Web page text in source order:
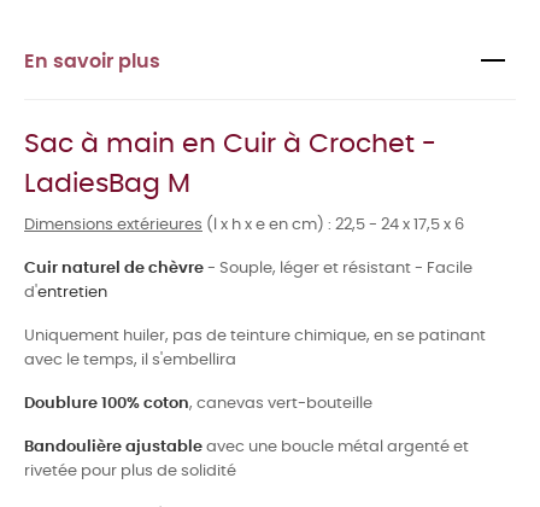
En savoir plus
Sac à main en Cuir à Crochet -
LadiesBag M
Dimensions extérieures (l x h x e en cm) : 22,5 - 24 x 17,5 x 6
Cuir naturel de chèvre - Souple, léger et résistant - Facile
d'entretien
Uniquement huiler, pas de teinture chimique, en se patinant
avec le temps, il s'embellira
Doublure 100% coton, canevas vert-bouteille
Bandoulière ajustable avec une boucle métal argenté et
rivetée pour plus de solidité